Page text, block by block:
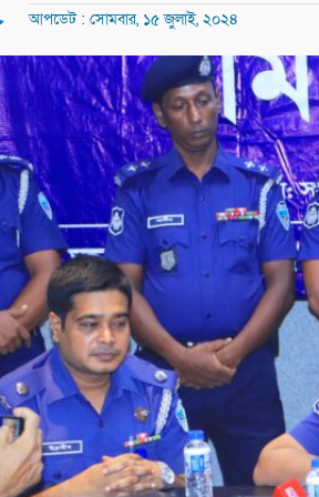
আপডেট : সোমবার, ১৫ জুলাই, ২০২৪